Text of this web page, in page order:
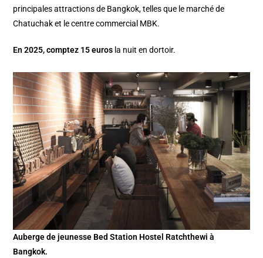
principales attractions de Bangkok, telles que le marché de
Chatuchak et le centre commercial MBK.
En 2025, comptez 15 euros la nuit en dortoir.
Auberge de jeunesse Bed Station Hostel Ratchthewi à
Bangkok.